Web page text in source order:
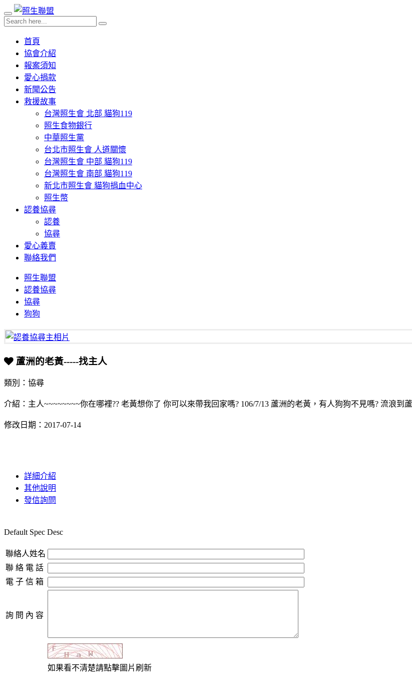
首頁
協會介紹
報案須知
愛心捐款
新聞公告
救援故事
台灣照生會 北部 貓狗119
照生食物銀行
中華照生黨
台北市照生會 人道關懷
台灣照生會 中部 貓狗119
台灣照生會 南部 貓狗119
新北市照生會 貓狗捐血中心
照生幣
認養協尋
認養
協尋
愛心義賣
聯絡我們
照生聯盟
認養協尋
協尋
狗狗
蘆洲的老黃-----找主人
類別：協尋
介紹：主人~~~~~~~~你在哪裡?? 老黃想你了 你可以來帶我回家嗎? 106/7/13 蘆洲的老黃，有人狗狗不見嗎? 流浪到
修改日期：2017-07-14
詳細介紹
其他說明
發信詢問
Default Spec Desc
聯絡人姓名
聯 絡 電 話
電 子 信 箱
詢 問 內 容
如果看不清楚請點擊圖片刷新